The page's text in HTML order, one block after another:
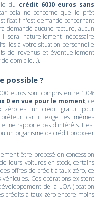
du crédit 6000 euros sans
cela ne concerne que le prêt
n'est demandé concernant
demandé aucune facture, aucun
sera naturellement nécessaire
liés à votre situation personnelle
de revenus et éventuellement
domicile...).
possible ?
euros sont compris entre 1.0%
0 en vue pour le moment, ce
zéro est un crédit gratuit pour
car il exige les mêmes
ne rapporte pas d'intérêts. Il est
un organisme de crédit proposer
être proposé en concession
leurs voitures en stock, certains
offres de crédit à taux zéro, ce
Ces opérations existent
de la LOA (location
crédits à taux zéro encore moins